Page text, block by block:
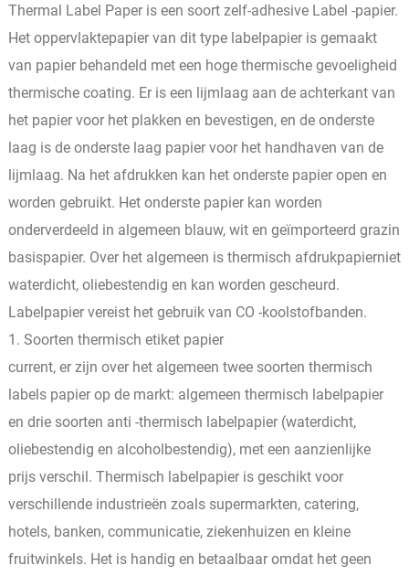
Thermal Label Paper is een soort zelf-adhesive Label -papier.
Het oppervlaktepapier van dit type labelpapier is gemaakt
van papier behandeld met een hoge thermische gevoeligheid
thermische coating. Er is een lijmlaag aan de achterkant van
het papier voor het plakken en bevestigen, en de onderste
laag is de onderste laag papier voor het handhaven van de
lijmlaag. Na het afdrukken kan het onderste papier open en
worden gebruikt. Het onderste papier kan worden
onderverdeeld in algemeen blauw, wit en geïmporteerd grazin
basispapier. Over het algemeen is thermisch afdrukpapierniet
waterdicht, oliebestendig en kan worden gescheurd.
Labelpapier vereist het gebruik van CO -koolstofbanden.
1. Soorten thermisch etiket papier
current, er zijn over het algemeen twee soorten thermisch
labels papier op de markt: algemeen thermisch labelpapier
en drie soorten anti -thermisch labelpapier (waterdicht,
oliebestendig en alcoholbestendig), met een aanzienlijke
prijs verschil. Thermisch labelpapier is geschikt voor
verschillende industrieën zoals supermarkten, catering,
hotels, banken, communicatie, ziekenhuizen en kleine
fruitwinkels. Het is handig en betaalbaar omdat het geen